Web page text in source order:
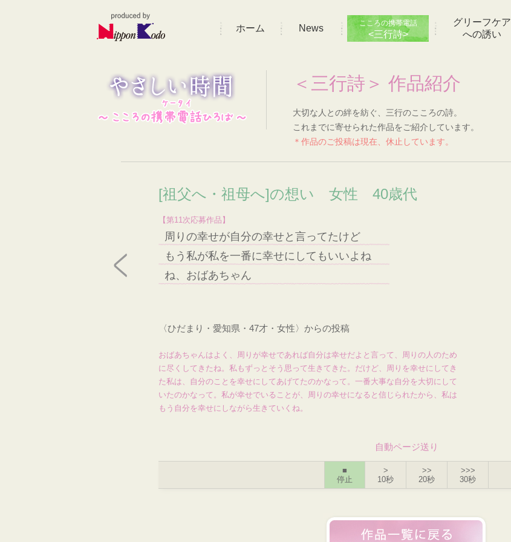
ホーム News こころの携帯電話
<三行詩>
グリーフケア
への誘い
＜三行詩＞ 作品紹介
大切な人との絆を紡ぐ、三行のこころの詩。
これまでに寄せられた作品をご紹介しています。
＊作品のご投稿は現在、休止しています。
[祖父へ・祖母へ]の想い 女性 40歳代
【第11次応募作品】
周りの幸せが自分の幸せと言ってたけど
もう私が私を一番に幸せにしてもいいよね
ね、おばあちゃん
〈ひだまり・愛知県・47才・女性〉からの投稿
おばあちゃんはよく、周りが幸せであれば自分は幸せだよと言って、周りの人のため
に尽くしてきたね。私もずっとそう思って生きてきた。だけど、周りを幸せにしてき
た私は、自分のことを幸せにしてあげてたのかなって。一番大事な自分を大切にして
いたのかなって。私が幸せでいることが、周りの幸せになると信じられたから、私は
もう自分を幸せにしながら生きていくね。
自動ページ送り
■
停止
>
10秒
>>
20秒
>>>
30秒